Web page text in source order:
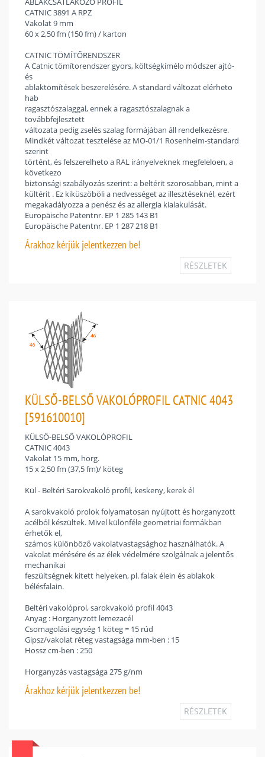
CATNIC 3891 A RPZ
Vakolat 9 mm
60 x 2,50 fm (150 fm) / karton
CATNIC TÖMÍTŐRENDSZER
A Catnic tömítorendszer gyors, költségkímélo módszer ajtó-
és
ablaktömítések beszerelésére. A standard változat elérheto
hab
ragasztószalaggal, ennek a ragasztószalagnak a
továbbfejlesztett
változata pedig zselés szalag formájában áll rendelkezésre.
Mindkét változat tesztelése az MO-01/1 Rosenheim-standard
szerint
történt, és felszerelheto a RAL irányelveknek megfeleloen, a
következo
biztonsági szabályozás szerint: a beltérit szorosabban, mint a
kültérit . Ez kiküszöböli a nedvességet az illesztéseknél, ezért
megakadályozza a penész és az allergia kialakulását.
Europäische Patentnr. EP 1 285 143 B1
Europäische Patentnr. EP 1 287 218 B1
Árakhoz kérjük jelentkezzen be!
RÉSZLETEK
KÜLSŐ-BELSŐ VAKOLÓPROFIL CATNIC 4043
[591610010]
KÜLSŐ-BELSŐ VAKOLÓPROFIL
CATNIC 4043
Vakolat 15 mm, horg.
15 x 2,50 fm (37,5 fm)/ köteg
Kül - Beltéri Sarokvakoló profil, keskeny, kerek él
A sarokvakoló prolok folyamatosan nyújtott és horganyzott
acélból készültek. Mivel különféle geometriai formákban
érhetők el,
számos különböző vakolatvastagsághoz használhatók. A
vakolat mérésére és az élek védelmére szolgálnak a jelentős
mechanikai
feszültségnek kitett helyeken, pl. falak élein és ablakok
bélésfalain.
Beltéri vakolóprol, sarokvakoló profil 4043
Anyag : Horganyzott lemezacél
Csomagolási egység 1 köteg = 15 rúd
Gipsz/vakolat réteg vastagsága mm-ben : 15
Hossz cm-ben : 250
Horganyzás vastagsága 275 g/nm
Árakhoz kérjük jelentkezzen be!
RÉSZLETEK